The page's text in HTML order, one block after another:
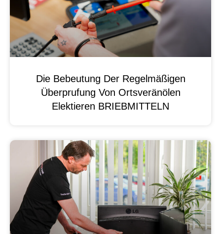
Die Bebeutung Der Regelmäßigen
Überprufung Von Ortsveränölen
Elektieren BRIEBMITTELN